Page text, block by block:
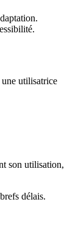
utilisatrice
son utilisation,
délais.